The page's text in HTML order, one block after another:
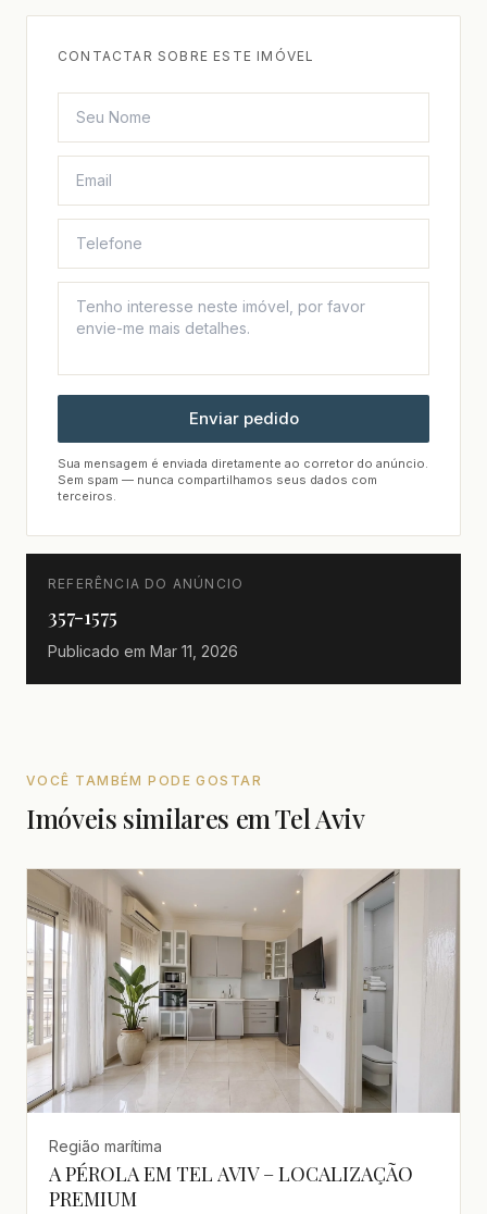
CONTACTAR SOBRE ESTE IMÓVEL
Enviar pedido
Sua mensagem é enviada diretamente ao corretor do anúncio.
Sem spam — nunca compartilhamos seus dados com
terceiros.
REFERÊNCIA DO ANÚNCIO
357-1575
Publicado em Mar 11, 2026
VOCÊ TAMBÉM PODE GOSTAR
Imóveis similares em Tel Aviv
Região marítima
A PÉROLA EM TEL AVIV – LOCALIZAÇÃO
PREMIUM